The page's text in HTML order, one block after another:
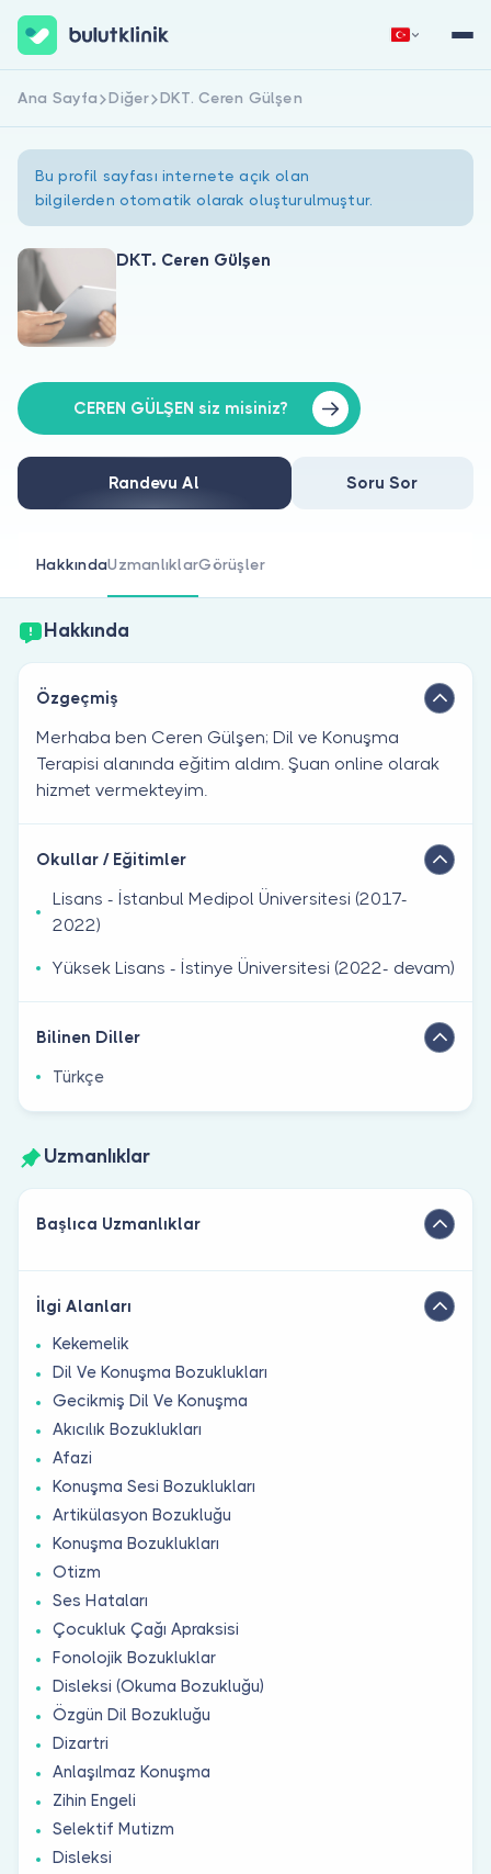
Hakkımızda
Doktorlar için
Doktor musunuz?
Hemen Kaydol
Ana Sayfa Diğer DKT. Ceren Gülşen
Bu profil sayfası internete açık olan
bilgilerden otomatik olarak oluşturulmuştur.
DKT. Ceren Gülşen
CEREN GÜLŞEN siz misiniz?
Randevu Al Soru Sor
HakkındaUzmanlıklarGörüşler
Hakkında
Özgeçmiş
Merhaba ben Ceren Gülşen; Dil ve Konuşma
Terapisi alanında eğitim aldım. Şuan online olarak
hizmet vermekteyim.
Okullar / Eğitimler
Lisans - İstanbul Medipol Üniversitesi (2017-
2022)
Yüksek Lisans - İstinye Üniversitesi (2022- devam)
Bilinen Diller
Türkçe
Uzmanlıklar
Başlıca Uzmanlıklar
İlgi Alanları
Kekemelik
Dil Ve Konuşma Bozuklukları
Gecikmiş Dil Ve Konuşma
Akıcılık Bozuklukları
Afazi
Konuşma Sesi Bozuklukları
Artikülasyon Bozukluğu
Konuşma Bozuklukları
Otizm
Ses Hataları
Çocukluk Çağı Apraksisi
Fonolojik Bozukluklar
Disleksi (Okuma Bozukluğu)
Özgün Dil Bozukluğu
Dizartri
Anlaşılmaz Konuşma
Zihin Engeli
Selektif Mutizm
Disleksi